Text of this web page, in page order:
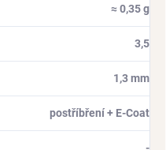
≈ 0,35 g
3,5
1,3 mm
postříbření + E-Coat